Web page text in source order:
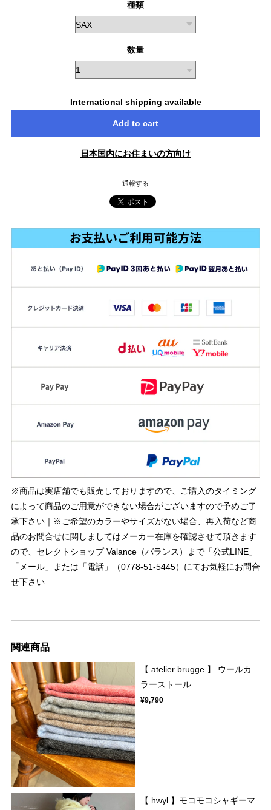
種類
数量
International shipping available
Add to cart
日本国内にお住まいの方向け
通報する
※商品は実店舗でも販売しておりますので、ご購入のタイミング
によって商品のご用意ができない場合がございますので予めご了
承下さい｜※ご希望のカラーやサイズがない場合、再入荷など商
品のお問合せに関しましてはメーカー在庫を確認させて頂きます
ので、セレクトショップ Valance（バランス）まで「公式LINE」
「メール」または「電話」（0778-51-5445）にてお気軽にお問合
せ下さい
関連商品
【 atelier brugge 】 ウールカ
ラーストール
¥9,790
【 hwyl 】モコモコシャギーマ